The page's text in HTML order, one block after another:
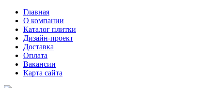
Главная
О компании
Каталог плитки
Дизайн-проект
Доставка
Оплата
Вакансии
Карта сайта